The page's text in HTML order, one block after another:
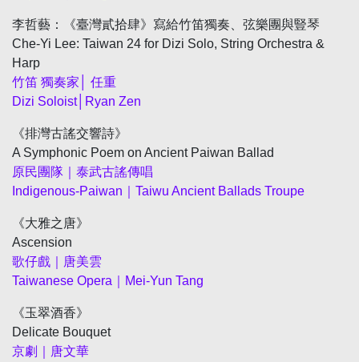
李哲藝：《臺灣貳拾肆》寫給竹笛獨奏、弦樂團與豎琴
Che-Yi Lee: Taiwan 24 for Dizi Solo, String Orchestra &
Harp
竹笛 獨奏家│ 任重
Dizi Soloist│Ryan Zen
《排灣古謠交響詩》
A Symphonic Poem on Ancient Paiwan Ballad
原民團隊｜泰武古謠傳唱
Indigenous-Paiwan
Taiwu Ancient Ballads Troupe
《大雅之唐》
Ascension
歌仔戲｜唐美雲
Taiwanese Opera
Mei-Yun Tang
《玉翠酒香》
Delicate Bouquet
京劇｜唐文華